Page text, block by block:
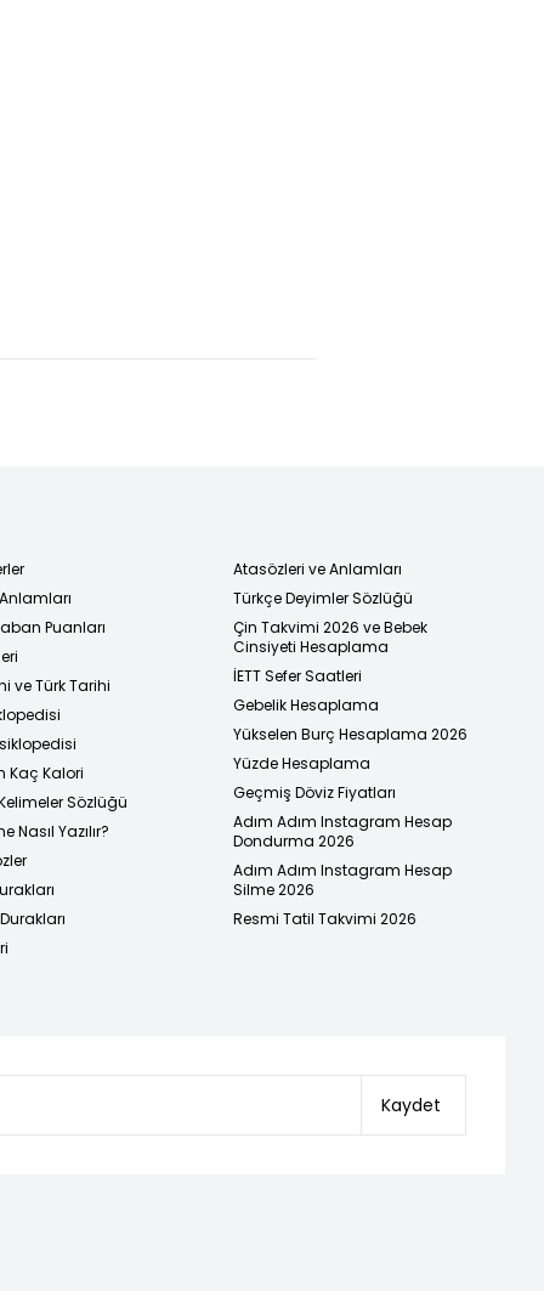
Puanları
ve Türk Tarihi
Kaç Kalori
Sözlüğü
Nasıl Yazılır?
Atasözleri ve Anlamları
Türkçe Deyimler Sözlüğü
Çin Takvimi 2026 ve Bebek
Cinsiyeti Hesaplama
İETT Sefer Saatleri
Gebelik Hesaplama
Yükselen Burç Hesaplama 2026
Yüzde Hesaplama
Geçmiş Döviz Fiyatları
Adım Adım Instagram Hesap
Dondurma 2026
Adım Adım Instagram Hesap
Silme 2026
Resmi Tatil Takvimi 2026
Kaydet